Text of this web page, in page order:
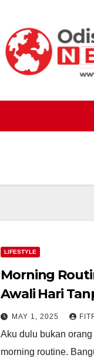
LIFESTYLE
Morning
Awali Hari
MAY 1, 2025
Aku dulu bukan
morning routine.